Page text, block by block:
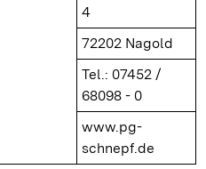
4
72202 Nagold
Tel.: 07452 /
68098 - 0
www.pg-
schnepf.de